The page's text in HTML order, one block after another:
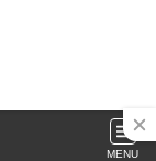
MENU